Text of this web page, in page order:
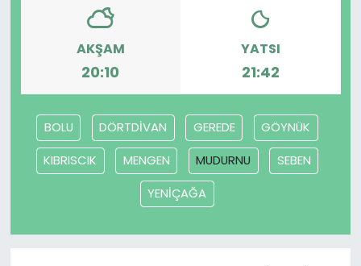
AKŞAM
20:10
YATSI
21:42
BOLU DÖRTDİVAN GEREDE
GÖYNÜK
KIBRISCIK
MENGEN MUDURNU
SEBEN
YENİÇAĞA